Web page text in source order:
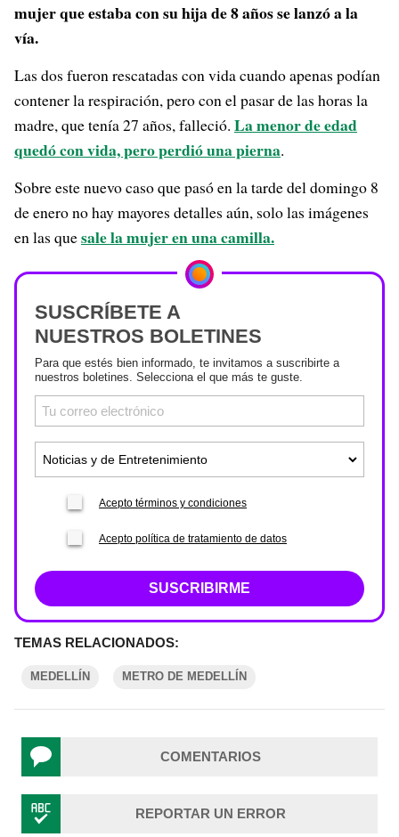
mujer que estaba con su hija de 8 años se lanzó a la
vía.
Las dos fueron rescatadas con vida cuando apenas podían
contener la respiración, pero con el pasar de las horas la
madre, que tenía 27 años, falleció. La menor de edad
quedó con vida, pero perdió una pierna.
Sobre este nuevo caso que pasó en la tarde del domingo 8
de enero no hay mayores detalles aún, solo las imágenes
en las quesale la mujer en una camilla.
SUSCRÍBETE A
NUESTROS BOLETINES
Para que estés bien informado, te invitamos a suscribirte a
nuestros boletines. Selecciona el que más te guste.
Acepto términos y condiciones
Acepto política de tratamiento de datos
SUSCRIBIRME
TEMAS RELACIONADOS:
MEDELLÍN METRO DE MEDELLÍN
COMENTARIOS
REPORTAR UN ERROR